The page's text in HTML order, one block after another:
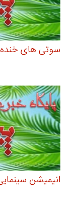
سوتی های خنده دار
انیمیشن